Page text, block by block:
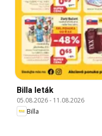
Billa leták
05.08.2026- 11.08.2026
Billa